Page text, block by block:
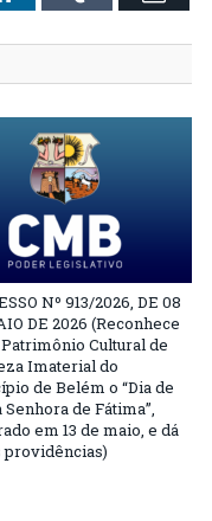
Nº 913/2026, DE 08
DE 2026 (Reconhece
Cultural de
Imaterial do
de Belém o “Dia de
Senhora de Fátima”,
em 13 de maio, e dá
providências)